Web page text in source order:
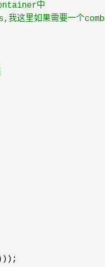
中
我这里如果需要一个